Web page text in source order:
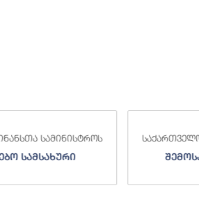
სამინისტროს
სამსახური